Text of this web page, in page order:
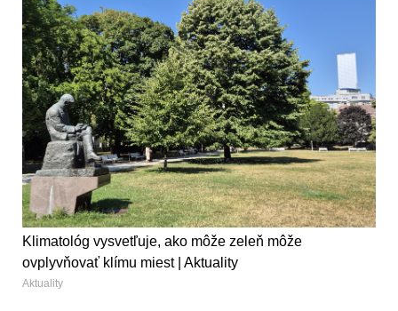
Klimatológ vysvetľuje, ako môže zeleň môže
ovplyvňovať klímu miest | Aktuality
Aktuality